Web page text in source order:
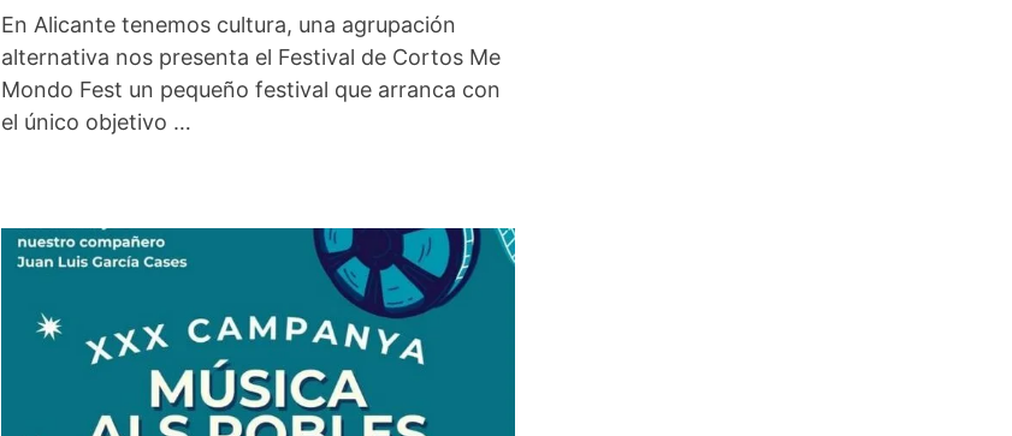
En Alicante tenemos cultura, una agrupación
alternativa nos presenta el Festival de Cortos Me
Mondo Fest un pequeño festival que arranca con
el único objetivo …